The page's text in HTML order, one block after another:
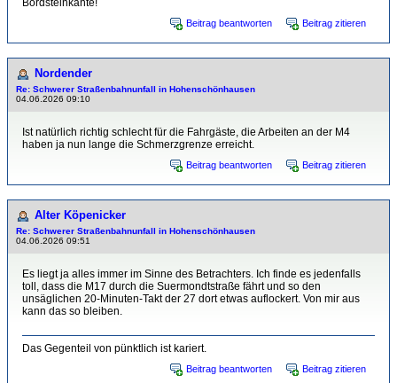
Beitrag beantworten Beitrag zitieren
Nordender
Re: Schwerer Straßenbahnunfall in Hohenschönhausen
04.06.2026 09:10
Ist natürlich richtig schlecht für die Fahrgäste, die Arbeiten an der M4
haben ja nun lange die Schmerzgrenze erreicht.
Beitrag beantworten Beitrag zitieren
Alter Köpenicker
Re: Schwerer Straßenbahnunfall in Hohenschönhausen
04.06.2026 09:51
Es liegt ja alles immer im Sinne des Betrachters. Ich finde es jedenfalls
toll, dass die M17 durch die Suermondtstraße fährt und so den
unsäglichen 20-Minuten-Takt der 27 dort etwas auflockert. Von mir aus
kann das so bleiben.
Das Gegenteil von pünktlich ist kariert.
Beitrag beantworten Beitrag zitieren